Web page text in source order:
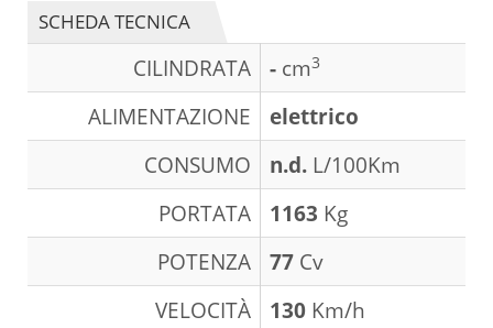
SCHEDA TECNICA
CILINDRATA - cm3
ALIMENTAZIONE
elettrico
CONSUMO
n.d. L/100Km
PORTATA
1163 Kg
POTENZA
77 Cv
VELOCITÀ
130 Km/h